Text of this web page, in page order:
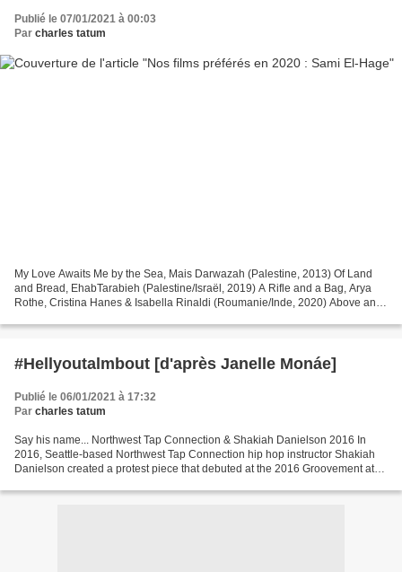
Publié le 07/01/2021 à 00:03
Par charles tatum
My Love Awaits Me by the Sea, Mais Darwazah (Palestine, 2013) Of Land
and Bread, EhabTarabieh (Palestine/Israël, 2019) A Rifle and a Bag, Arya
Rothe, Cristina Hanes & Isabella Rinaldi (Roumanie/Inde, 2020) Above and
#Hellyoutalmbout [d'après Janelle Monáe]
Publié le 06/01/2021 à 17:32
Par charles tatum
Say his name... Northwest Tap Connection & Shakiah Danielson 2016 In
2016, Seattle-based Northwest Tap Connection hip hop instructor Shakiah
Danielson created a protest piece that debuted at the 2016 Groovement at